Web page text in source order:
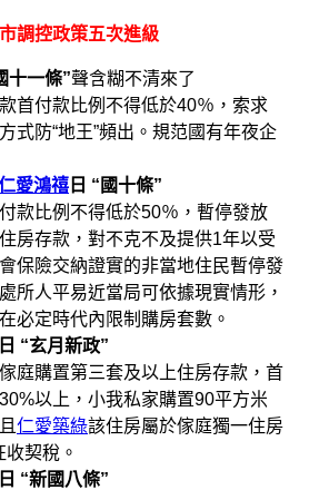
調控政策五次進級
十一條”聲含糊不清來了
付款比例不得低於40％，索求
式防“地王”頻出。規范國有年夜企
愛鴻禧 日 “國十條”
比例不得低於50％，暫停發放
房存款，對不克不及提供1年以受
保險交納證實的非當地住民暫停發
所人平易近當局可依據現實情形，
必定時代內限制購房套數。
“玄月新政”
購置第三套及以上住房存款，首
以上，小我私家購置90平方米
仁愛築綠該住房屬於傢庭獨一住房
契稅。
“新國八條”